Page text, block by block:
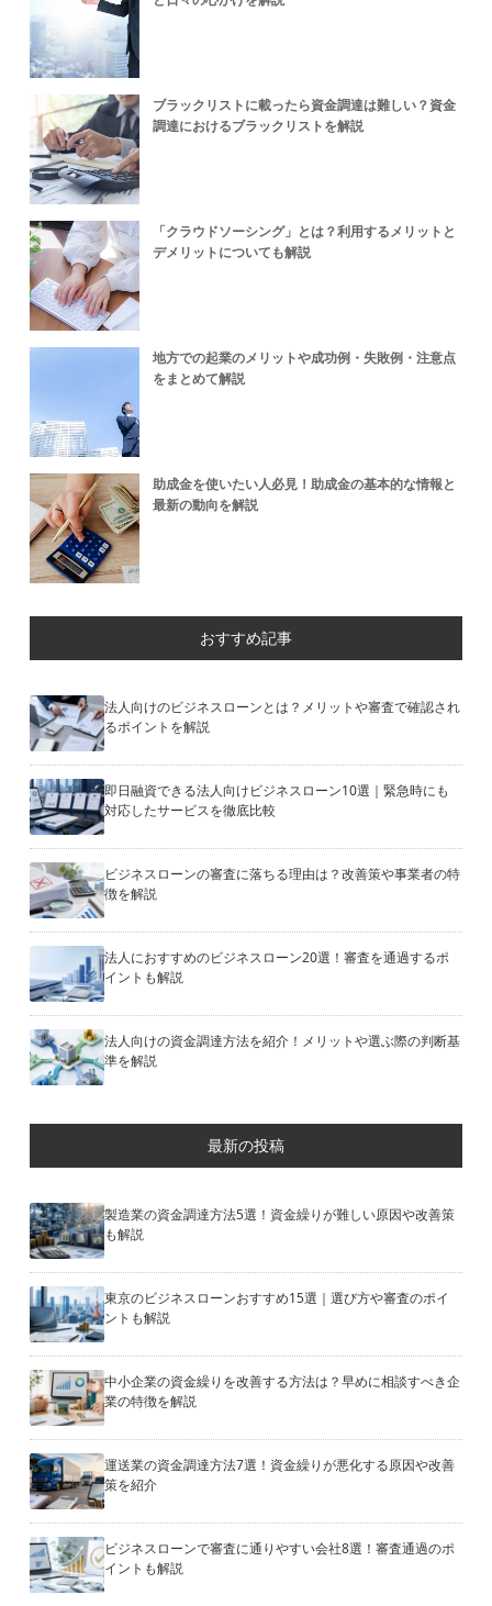
ブラックリストに載ったら資金調達は難しい？資金
調達におけるブラックリストを解説
「クラウドソーシング」とは？利用するメリットと
デメリットについても解説
地方での起業のメリットや成功例・失敗例・注意点
をまとめて解説
助成金を使いたい人必見！助成金の基本的な情報と
最新の動向を解説
おすすめ記事
法人向けのビジネスローンとは？メリットや審査で確認され
るポイントを解説
即日融資できる法人向けビジネスローン10選｜緊急時にも
対応したサービスを徹底比較
ビジネスローンの審査に落ちる理由は？改善策や事業者の特
徴を解説
法人におすすめのビジネスローン20選！審査を通過するポ
イントも解説
法人向けの資金調達方法を紹介！メリットや選ぶ際の判断基
準を解説
最新の投稿
製造業の資金調達方法5選！資金繰りが難しい原因や改善策
も解説
東京のビジネスローンおすすめ15選｜選び方や審査のポイ
ントも解説
中小企業の資金繰りを改善する方法は？早めに相談すべき企
業の特徴を解説
運送業の資金調達方法7選！資金繰りが悪化する原因や改善
策を紹介
ビジネスローンで審査に通りやすい会社8選！審査通過のポ
イントも解説